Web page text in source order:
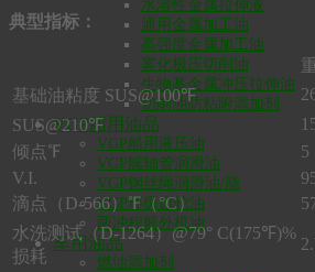
水溶性金属拉伸液
通用金属加工油
高强度金属加工油
雾化极压切削油
生物基金属冲压拉伸油
切削油防粘附添加剂
VGP船用油品
VGP船用液压油
VGP艉轴管润滑油
VGP钢丝绳润滑油/脂
VGP环保齿轮油
两冲程舷外机油
车用油品
燃油添加剂
典型指标：
基础油粘度 SUS@100℉
SUS@210℉
倾点℉
5
V.I.
滴点（D-566）℉（°C）
水洗测试（D-1264）@79° C(175℉)%
损耗